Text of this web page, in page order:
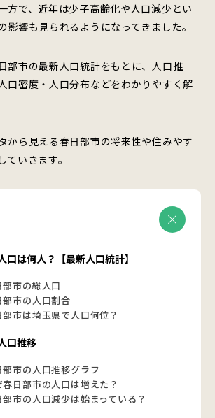
方で、近年は少子高齢化や人口減少とい
影響も見られるようになってきました。
部市の最新人口統計をもとに、人口推
口密度・人口分布などをわかりやすく解
から見える春日部市の将来性や住みやす
ていきます。
口は何人？【最新人口統計】
部市の総人口
部市の人口割合
部市は埼玉県で人口何位？
口推移
部市の人口推移グラフ
春日部市の人口は増えた？
部市の人口減少は始まっている？